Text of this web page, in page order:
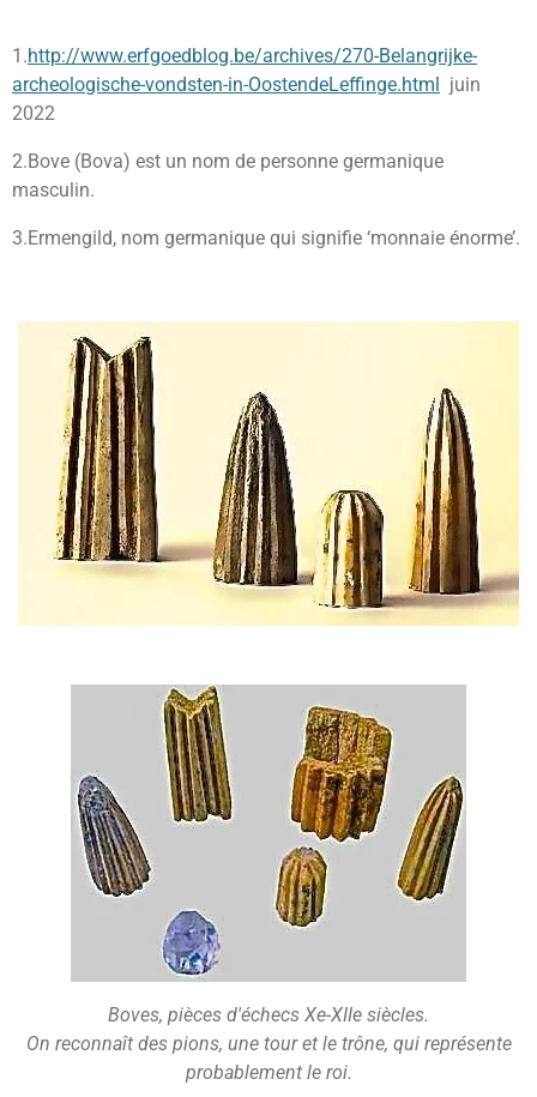
1.http://www.erfgoedblog.be/archives/270-Belangrijke-
archeologische-vondsten-in-OostendeLeffinge.html juin
2022
2.Bove (Bova) est un nom de personne germanique
masculin.
3.Ermengild, nom germanique qui signifie ‘monnaie énorme’.
Boves, pièces d'échecs Xe-XIIe siècles.
On reconnaît des pions, une tour et le trône, qui représente
probablement le roi.